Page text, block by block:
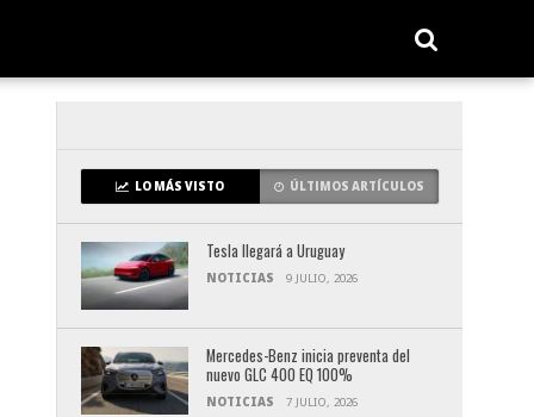
LO MÁS VISTO ÚLTIMOS ARTÍCULOS
Tesla llegará a Uruguay
NOTICIAS 9 JULIO, 2026
Mercedes-Benz inicia preventa del
nuevo GLC 400 EQ 100%
NOTICIAS 7 JULIO, 2026